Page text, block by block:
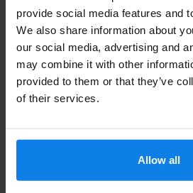
provide social media features and
We also share information about
our social media, advertising and
may combine it with other
provided to them or that they’ve
of their services.
Allow all
met onze software. Hierdoor
onze kennis binnen de
Flexibiliteit
uitzendsoftware veranderen
keuze voor bepaalde systemen is
belang ook rekening te houden
Email*